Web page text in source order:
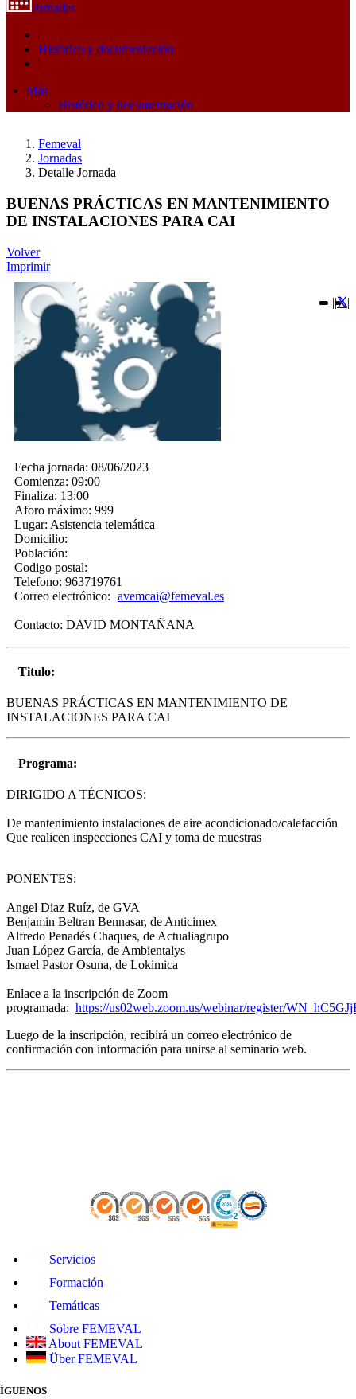
Jornadas
|
Histórico y documentación
|
Más
Histórico y documentación
Femeval
Jornadas
Detalle Jornada
BUENAS PRÁCTICAS EN MANTENIMIENTO
DE INSTALACIONES PARA CAI
Volver
Imprimir
|| |
Fecha jornada: 08/06/2023
Comienza: 09:00
Finaliza: 13:00
Aforo máximo: 999
Lugar: Asistencia telemática
Domicilio:
Población:
Codigo postal:
Telefono: 963719761
Correo electrónico: avemcai@femeval.es
Contacto: DAVID MONTAÑANA
Titulo:
BUENAS PRÁCTICAS EN MANTENIMIENTO DE
INSTALACIONES PARA CAI
Programa:
DIRIGIDO A TÉCNICOS:
De mantenimiento instalaciones de aire acondicionado/calefacción
Que realicen inspecciones CAI y toma de muestras
PONENTES:
Angel Diaz Ruíz, de GVA
Benjamin Beltran Bennasar, de Anticimex
Alfredo Penadés Chaques, de Actualiagrupo
Juan López García, de Ambientalys
Ismael Pastor Osuna, de Lokimica
Enlace a la inscripción de Zoom
programada: https://us02web.zoom.us/webinar/register/
Luego de la inscripción, recibirá un correo electrónico de
confirmación con información para unirse al seminario web.
Servicios
Formación
Temáticas
Sobre FEMEVAL
About FEMEVAL
Über FEMEVAL